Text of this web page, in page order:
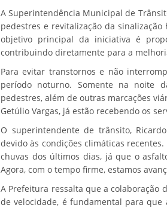
A Superintendência Municipal de
pedestres e revitalização da
objetivo principal da iniciativa é
contribuindo diretamente para a
Para evitar transtornos e não
período noturno. Somente na noite
pedestres, além de outras marcações
Getúlio Vargas, já estão recebendo os
O superintendente de trânsito,
devido às condições climáticas
chuvas dos últimos dias, já que o
Agora, com o tempo firme, estamos
A Prefeitura ressalta que a colaboração
de velocidade, é fundamental para